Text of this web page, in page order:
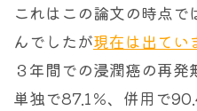
これはこの論文の時点
んでしたが現在は出てい
３年間での浸潤癌の再
単独で87.1％、併用で